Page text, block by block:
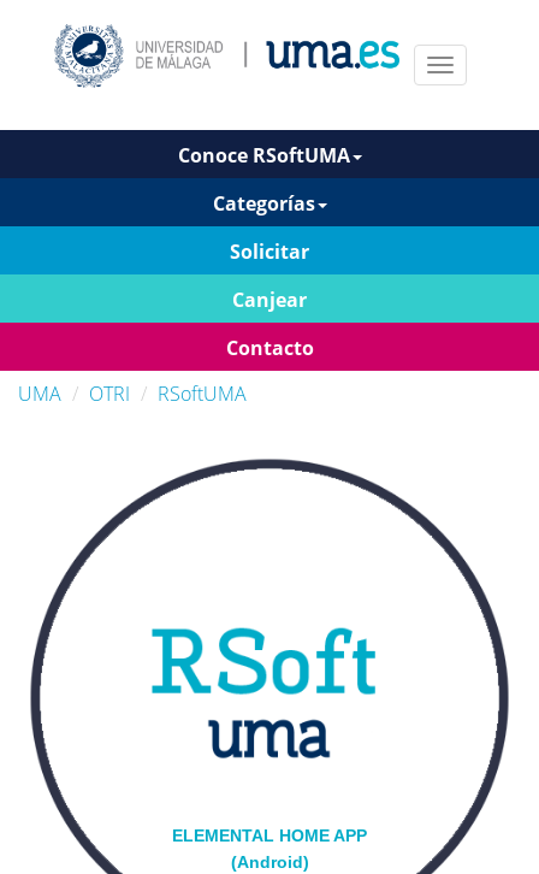
Menu
Conoce RSoftUMA
Categorías
Solicitar
Canjear
Contacto
UMA
OTRI RSoftUMA
ELEMENTAL HOME APP
(Android)